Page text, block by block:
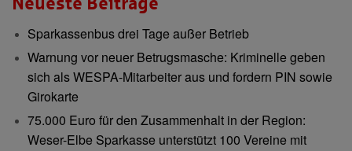
Sparkassenbus drei Tage außer Betrieb
Warnung vor neuer Betrugsmasche: Kriminelle geben
sich als WESPA-Mitarbeiter aus und fordern PIN sowie
Girokarte
75.000 Euro für den Zusammenhalt in der Region:
Weser-Elbe Sparkasse unterstützt 100 Vereine mit